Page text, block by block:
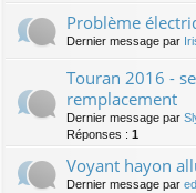
Problème
Dernier message par
Touran 2016 -
remplacement
Dernier message par
Réponses : 1
Voyant hayon
Dernier message par